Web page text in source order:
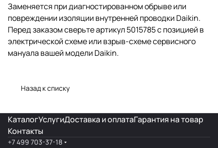
Заменяется при диагностированном обрыве или
повреждении изоляции внутренней проводки Daikin.
Перед заказом сверьте артикул 5015785 с позицией в
электрической схеме или взрыв-схеме сервисного
мануала вашей модели Daikin.
Назад к списку
КаталогУслугиДоставка и оплатаГарантия на товар
Контакты
+7 499 703-37-18